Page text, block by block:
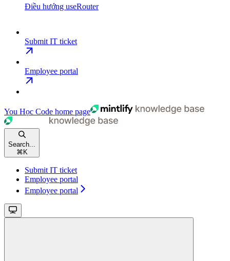
Điều hướng useRouter
Submit IT ticket
Employee portal
You Học Code home page
Search...
⌘K
Submit IT ticket
Employee portal
Employee portal